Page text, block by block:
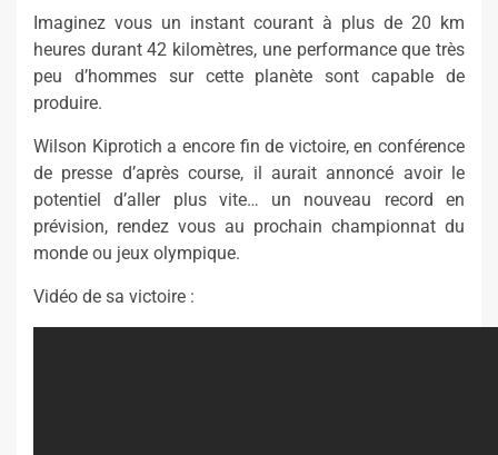
Imaginez vous un instant courant à plus de 20 km
heures durant 42 kilomètres, une performance que très
peu d’hommes sur cette planète sont capable de
produire.
Wilson Kiprotich a encore fin de victoire, en conférence
de presse d’après course, il aurait annoncé avoir le
potentiel d’aller plus vite… un nouveau record en
prévision, rendez vous au prochain championnat du
monde ou jeux olympique.
Vidéo de sa victoire :